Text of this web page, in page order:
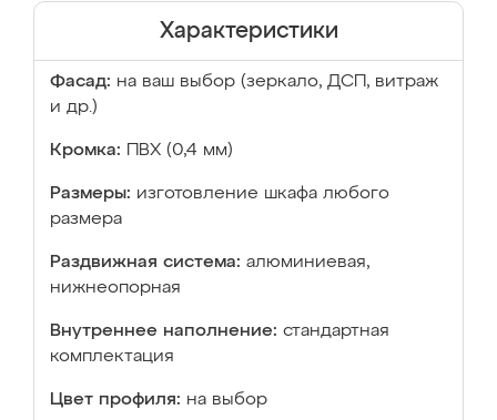
Характеристики
Фасад: на ваш выбор (зеркало, ДСП, витраж
и др.)
Кромка: ПВХ (0,4 мм)
Размеры: изготовление шкафа любого
размера
Раздвижная система: алюминиевая,
нижнеопорная
Внутреннее наполнение: стандартная
комплектация
Цвет профиля: на выбор